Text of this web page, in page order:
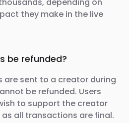
they make in the live
be refunded?
are sent to a creator during
be refunded. Users
to support the creator
all transactions are final.